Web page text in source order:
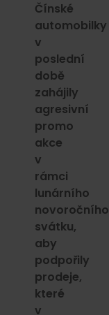
Čínské
automobilky
v
poslední
době
zahájily
agresivní
promo
akce
v
rámci
lunárního
novoročního
svátku,
aby
podpořily
prodeje,
které
v